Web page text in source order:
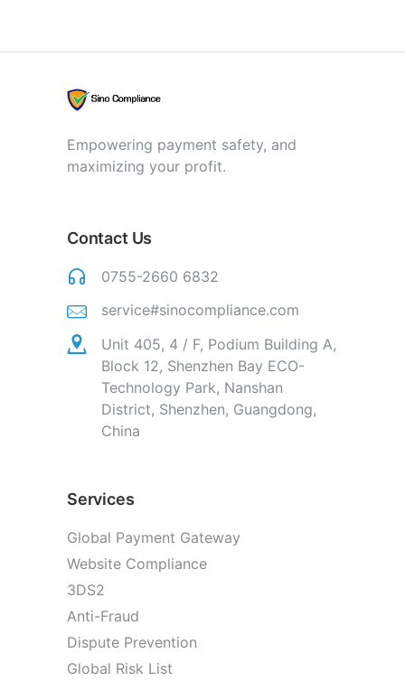
Empowering payment safety, and
maximizing your profit.
Contact Us
0755-2660 6832
service#sinocompliance.com
Unit 405, 4 / F, Podium Building A,
Block 12, Shenzhen Bay ECO-
Technology Park, Nanshan
District, Shenzhen, Guangdong,
China
Services
Global Payment Gateway
Website Compliance
3DS2
Anti-Fraud
Dispute Prevention
Global Risk List